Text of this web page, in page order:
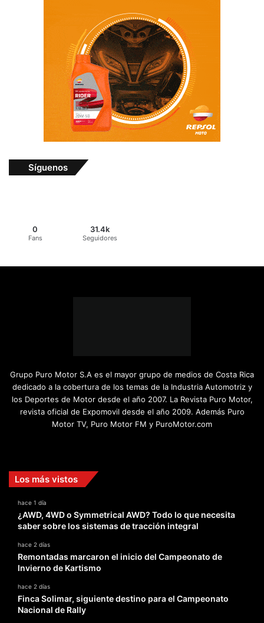
Síguenos
0
Fans
31.4k
Seguidores
Grupo Puro Motor S.A es el mayor grupo de medios de Costa Rica
dedicado a la cobertura de los temas de la Industria Automotriz y
los Deportes de Motor desde el año 2007. La Revista Puro Motor,
revista oficial de Expomovil desde el año 2009. Además Puro
Motor TV, Puro Motor FM y PuroMotor.com
Los más vistos
hace 1 día
¿AWD, 4WD o Symmetrical AWD? Todo lo que necesita
saber sobre los sistemas de tracción integral
hace 2 días
Remontadas marcaron el inicio del Campeonato de
Invierno de Kartismo
hace 2 días
Finca Solimar, siguiente destino para el Campeonato
Nacional de Rally